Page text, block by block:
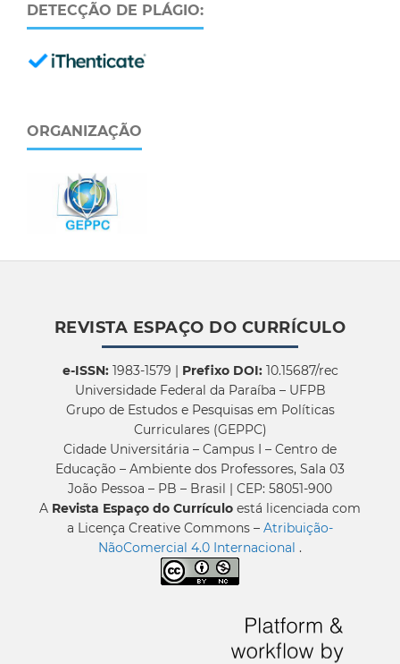
DETECÇÃO DE PLÁGIO:
ORGANIZAÇÃO
REVISTA ESPAÇO DO CURRÍCULO
e-ISSN:1983-1579 | Prefixo DOI:10.15687/rec
Universidade Federal da Paraíba – UFPB
Grupo de Estudos e Pesquisas em Políticas
Curriculares (GEPPC)
Cidade Universitária – Campus I – Centro de
Educação – Ambiente dos Professores, Sala 03
João Pessoa – PB – Brasil | CEP: 58051-900
A Revista Espaço do Currículo está licenciada com
a Licença Creative Commons – Atribuição-
NãoComercial 4.0 Internacional .